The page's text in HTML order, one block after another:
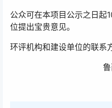
公众可在本项目公示之日起
位提出宝贵意见。
环评机构和建设单位的联系